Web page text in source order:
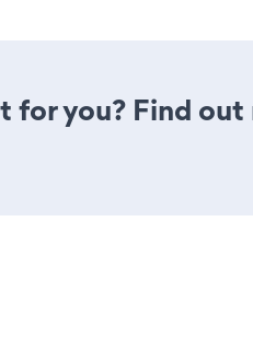
for you? Find